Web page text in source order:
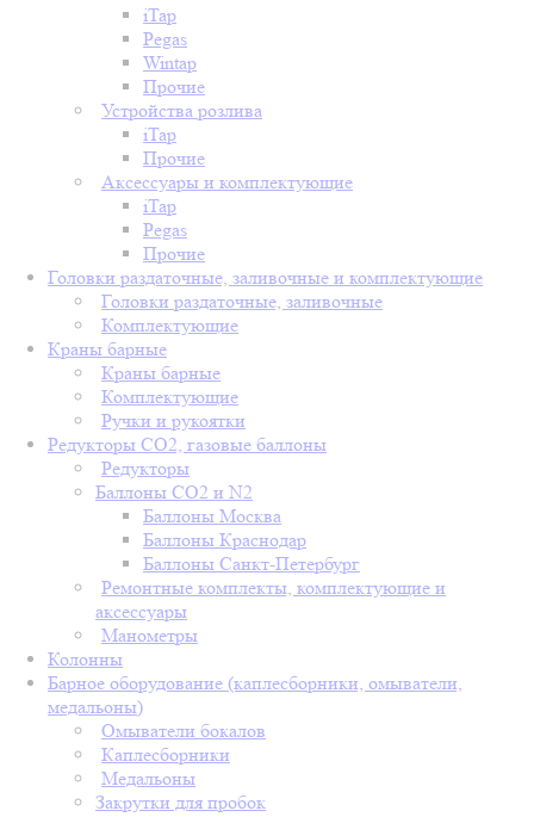
iTap
Pegas
Wintap
Прочие
Устройства розлива
iTap
Прочие
Аксессуары и комплектующие
iTap
Pegas
Прочие
Головки раздаточные, заливочные и комплектующие
Головки раздаточные, заливочные
Комплектующие
Краны барные
Краны барные
Комплектующие
Ручки и рукоятки
Редукторы СО2, газовые баллоны
Редукторы
Баллоны СО2 и N2
Баллоны Москва
Баллоны Краснодар
Баллоны Санкт-Петербург
Ремонтные комплекты, комплектующие и
аксессуары
Манометры
Колонны
Барное оборудование (каплесборники, омыватели,
медальоны)
Омыватели бокалов
Каплесборники
Медальоны
Закрутки для пробок